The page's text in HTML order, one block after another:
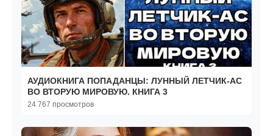
АУДИОКНИГА ПОПАДАНЦЫ: ЛУННЫЙ ЛЕТЧИК-АС
ВО ВТОРУЮ МИРОВУЮ. КНИГА 3
24 767 просмотров